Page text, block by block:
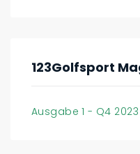
123Golfsport
Ausgabe 1 - Q4 2023